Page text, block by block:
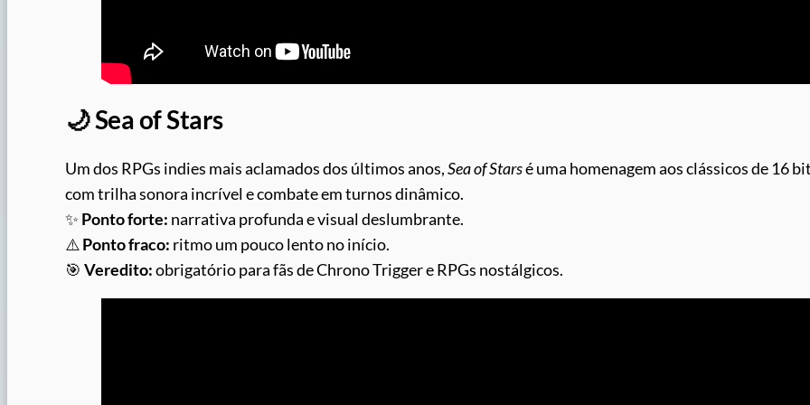
🌙 Sea of Stars
Um dos RPGs indies mais aclamados dos últimos anos,Sea of Starsé uma homenagem aos clássicos de 16
com trilha sonora incrível e combate em turnos dinâmico.
✨ Ponto forte: narrativa profunda e visual deslumbrante.
⚠️ Ponto fraco: ritmo um pouco lento no início.
🎯 Veredito:obrigatório para fãs de Chrono Trigger e RPGs nostálgicos.